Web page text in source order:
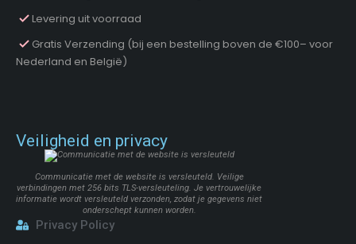
Levering uit voorraad
Gratis Verzending (bij een bestelling boven de €100– voor
Nederland en België)
Veiligheid en privacy
Communicatie met de website is versleuteld. Veilige
verbindingen met 256 bits TLS-versleuteling. Je vertrouwelijke
informatie wordt versleuteld verzonden, zodat je gegevens niet
onderschept kunnen worden.
Privacy Policy